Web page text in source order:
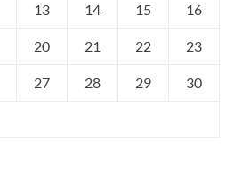
13 14 15 16
20 21 22 23
27 28 29 30